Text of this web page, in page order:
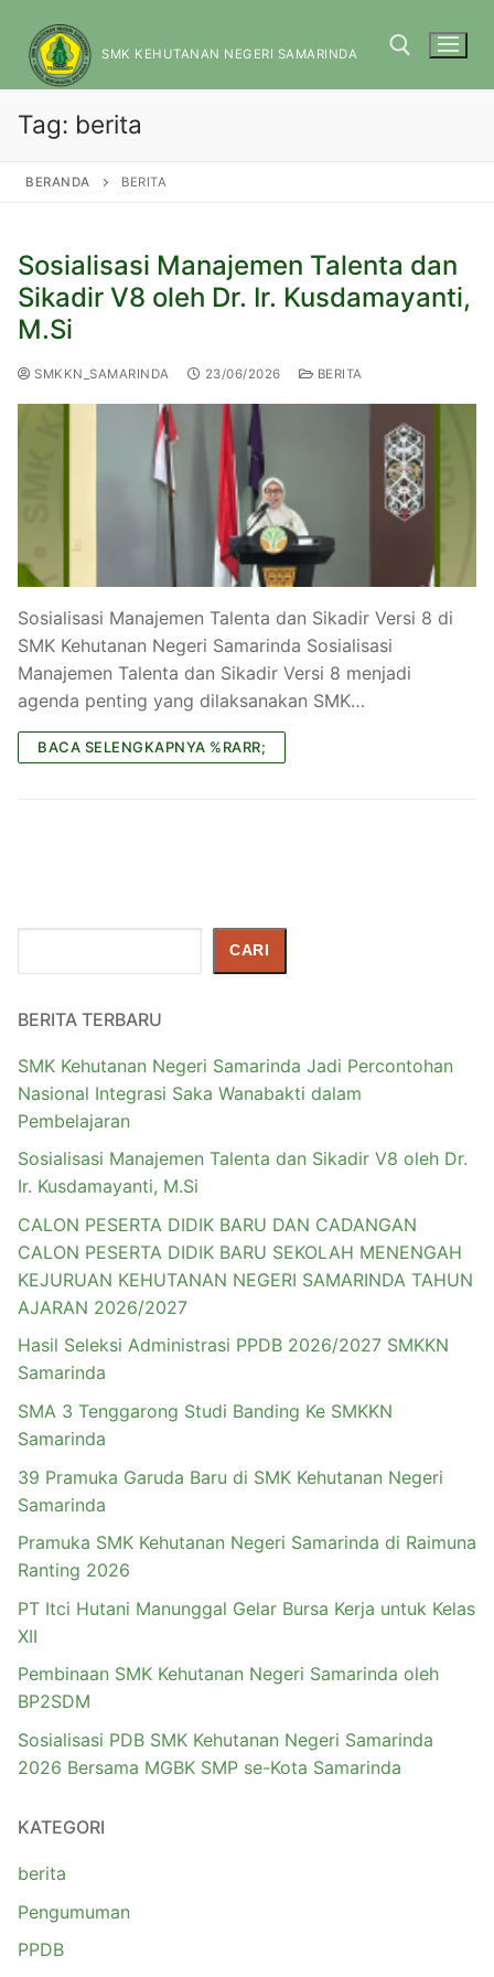
SMK KEHUTANAN NEGERI SAMARINDA
Tag: berita
BERANDA BERITA
Sosialisasi Manajemen Talenta dan
Sikadir V8 oleh Dr. Ir. Kusdamayanti,
M.Si
SMKKN_SAMARINDA 23/06/2026 BERITA
Sosialisasi Manajemen Talenta dan Sikadir Versi 8 di
SMK Kehutanan Negeri Samarinda Sosialisasi
Manajemen Talenta dan Sikadir Versi 8 menjadi
agenda penting yang dilaksanakan SMK…
BACA SELENGKAPNYA %RARR;
CARI
BERITA TERBARU
SMK Kehutanan Negeri Samarinda Jadi Percontohan
Nasional Integrasi Saka Wanabakti dalam
Pembelajaran
Sosialisasi Manajemen Talenta dan Sikadir V8 oleh Dr.
Ir. Kusdamayanti, M.Si
CALON PESERTA DIDIK BARU DAN CADANGAN
CALON PESERTA DIDIK BARU SEKOLAH MENENGAH
KEJURUAN KEHUTANAN NEGERI SAMARINDA TAHUN
AJARAN 2026/2027
Hasil Seleksi Administrasi PPDB 2026/2027 SMKKN
Samarinda
SMA 3 Tenggarong Studi Banding Ke SMKKN
Samarinda
39 Pramuka Garuda Baru di SMK Kehutanan Negeri
Samarinda
Pramuka SMK Kehutanan Negeri Samarinda di Raimuna
Ranting 2026
PT Itci Hutani Manunggal Gelar Bursa Kerja untuk Kelas
XII
Pembinaan SMK Kehutanan Negeri Samarinda oleh
BP2SDM
Sosialisasi PDB SMK Kehutanan Negeri Samarinda
2026 Bersama MGBK SMP se-Kota Samarinda
KATEGORI
berita
Pengumuman
PPDB